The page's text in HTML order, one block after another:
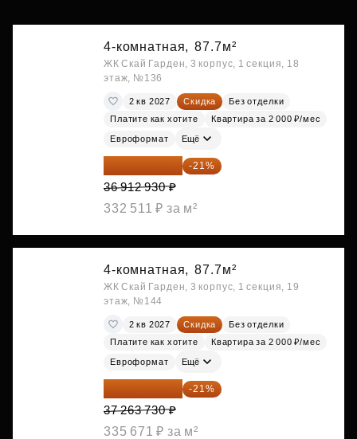
4-комнатная, 87.7м²
ЖК Скай Гарден, 3 корпус, 1 секция, 18
этаж, №136
2 кв 2027 Скидка
Без отделки
Платите как хотите
Квартира за 2 000 ₽/мес
Евроформат Ещё
29 161 215 ₽ -21%
36 912 930 ₽
332 511 ₽ за м²
4-комнатная, 87.7м²
ЖК Скай Гарден, 3 корпус, 1 секция, 19
этаж, №144
2 кв 2027 Скидка
Без отделки
Платите как хотите
Квартира за 2 000 ₽/мес
Евроформат Ещё
29 438 347 ₽ -21%
37 263 730 ₽
335 671 ₽ за м²